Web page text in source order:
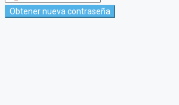
Obtener nueva contraseña